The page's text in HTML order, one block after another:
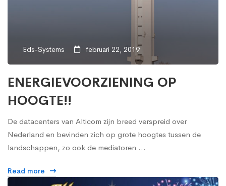
Eds-Systems februari 22, 2019
ENERGIEVOORZIENING OP
HOOGTE!!
De datacenters van Alticom zijn breed verspreid over
Nederland en bevinden zich op grote hoogtes tussen de
landschappen, zo ook de mediatoren …
Read more